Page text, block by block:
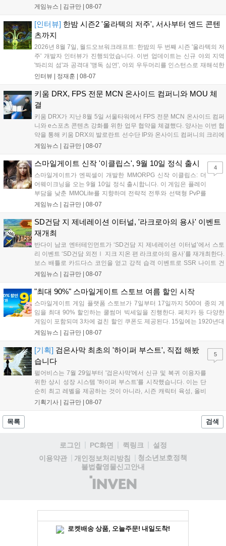
전문성을 강화하고 MZ세대를 겨냥한 미디어 영향력을 확대해 e
김영만 회장은 10년 만에 재추진되는 이번 시상식이 e스포츠의
성과와 가치를 널리 알리는 권위 있는 행사가 되도록 노력하겠다
고 밝혔습니다....
게임뉴스 | 김규만 | 08-07
[인터뷰] 한밤 시즌2 '울라텍의 저주', 서사부터 엔드 콘텐
츠까지
2026년 8월 7일, 월드오브워크래프트: 한밤의 두 번째 시즌 '울라텍의 저
주' 개발자 인터뷰가 진행되었습니다. 이번 업데이트는 신규 야외 지역
'똬리의 섬'과 공격대 '맹독 심연', 야외 우두머리를 인스턴스로 재해석한
'소굴'을 포함합니다. 개발진은 하우징 시스템 개선 및 신화+ 던전 로테이
를 표했습니다....
인터뷰 | 정재훈 | 08-07
키움 DRX, FPS 전문 MCN 온사이드 컴퍼니와 MOU 체
결
키움 DRX가 지난 8월 5일 서울타워에서 FPS 전문 MCN 온사이드 컴퍼
니와 e스포츠 콘텐츠 강화를 위한 업무 협약을 체결했다. 양사는 이번 협
약을 통해 키움 DRX의 발로란트 선수단 IP와 온사이드 컴퍼니의 크리에
이터 네트워크를 결합하여 정규 및 특별 콘텐츠를 공동 기획한다. 또한
오프라인 연계 프로그램을 순차적으로 선보이며 e스포츠 생태계 확장에
게임뉴스 | 김규만 | 08-07
스마일게이트 신작 '이클립스', 9월 10일 정식 출시
스마일게이트가 엔픽셀이 개발한 MMORPG 신작 이클립스: 더
어웨이크닝을 오는 9월 10일 정식 출시합니다. 이 게임은 플레이
부담을 낮춘 MMOLite를 지향하며 전략적 전투와 선택형 PvP를
특징으로 합니다. 현재 공식 홈페이지와 앱 마켓에서 사전등록을
니다. 또한 카카오톡 채널 추가 시 주차별 스페셜 쿠폰과 한정 스
킨, 경품 이벤트 등 풍성한 혜택을 마련해 이용자들의 기대를 모
으고 있습니다....
게임뉴스 | 김규만 | 08-07
4
SD건담 지 제네레이션 이터널, '라크로아의 용사' 이벤트
재개최
반다이 남코 엔터테인먼트가 ‘SD건담 지 제네레이션 이터널’에서 스토
리 이벤트 ‘SD건담 외전Ⅰ 지크 지온 편 라크로아의 용사’를 재개최한다.
보스 배틀로 카드다스 코인을 얻고 강적 습격 이벤트로 SSR 나이트 건
담을 획득할 수 있다. 로그인 보너스로 최대 다이아 3,000개를 지급하며,
원 증정한다. 또한 9월 30일까지 공식 유튜브에서 특별 프로그램을 시청
게임뉴스 | 김규만 | 08-07
"최대 90%" 스마일게이트 스토브 여름 할인 시작
스마일게이트 게임 플랫폼 스토브가 7일부터 17일까지 500여 종의 게
임을 최대 90% 할인하는 쿨썸머 빅세일을 진행한다. 페치카 등 다양한
게임이 포함되며 3차에 걸친 할인 쿠폰도 제공된다. 15일에는 1920년대
경성 배경의 신작 그날의 신문이 출시되며, 15일부터 17일까지는 국내
은 공식 페이지에서 확인 가능하다....
게임뉴스 | 김규만 | 08-07
[기획] 검은사막 최초의 '하이퍼 부스트', 직접 해봤
습니다
펄어비스는 7월 29일부터 '검은사막'에서 신규 및 복귀 이용자를
위한 상시 성장 시스템 '하이퍼 부스트'를 시작했습니다. 이는 단
순히 최고 레벨을 제공하는 것이 아니라, 시즌 캐릭터 육성, 올비
아 아카데미 수료, 아침의 나라 설화 진행 등 4단계 과정을 통해
용자는 과제를 완수하며 동(V) 투발라 장비와 검은별 무기, 카라
기획기사 | 김규만 | 08-07
5
목록 검색
로그인 PC화면 퀵링크
설정
이용약관
개인정보처리방침
청소년보호정책
불법촬영물신고안내
(주)
인